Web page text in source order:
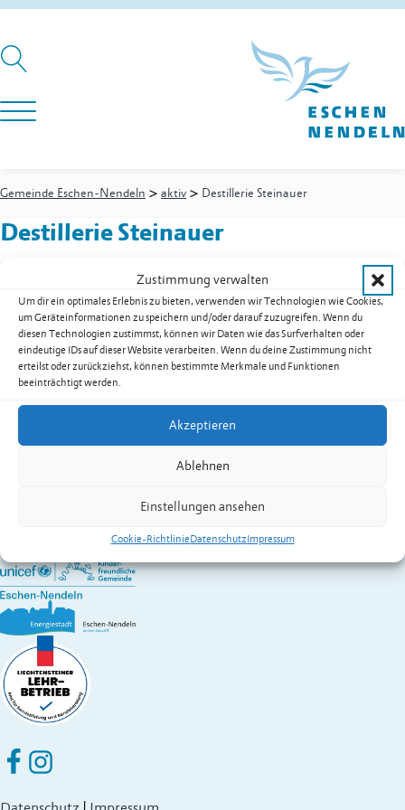
Zustimmung verwalten
Um dir ein optimales Erlebnis zu bieten, verwenden wir Technologien wie Cookies,
um Geräteinformationen zu speichern und/oder darauf zuzugreifen. Wenn du
diesen Technologien zustimmst, können wir Daten wie das Surfverhalten oder
eindeutige IDs auf dieser Website verarbeiten. Wenn du deine Zustimmung nicht
erteilst oder zurückziehst, können bestimmte Merkmale und Funktionen
beeinträchtigt werden.
Akzeptieren
Ablehnen
Einstellungen ansehen
Cookie-RichtlinieDatenschutzImpressum
Gemeinde Eschen-Nendeln > aktiv > Destillerie Steinauer
Destillerie Steinauer
Rosenweg 7
9492Eschen
Mobil+41 78 600 70 88
E-Mailinfo@destillerie.li
Webwww.destillerie.li/
Kontakt:SteinauerAndreas
Fürstentum Liechtenstein
Eschen Nendeln auf Facebook
Eschen Nendeln auf Instagram